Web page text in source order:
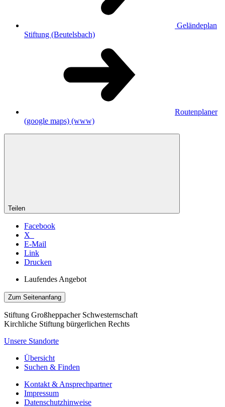
Geländeplan
Stiftung (Beutelsbach)
Routenplaner
(google maps) (www)
Teilen
Facebook
X
E-Mail
Link
Drucken
Laufendes Angebot
Zum Seitenanfang
Stiftung Großheppacher Schwesternschaft
Kirchliche Stiftung bürgerlichen Rechts
Unsere Standorte
Übersicht
Suchen & Finden
Kontakt & Ansprechpartner
Impressum
Datenschutzhinweise